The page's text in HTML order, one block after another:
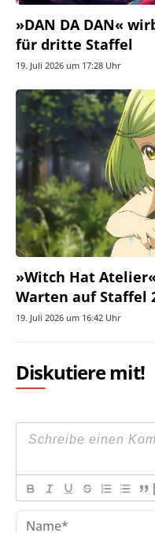
»DAN DA DAN«
für dritte Staffel
19. Juli 2026 um 17:28 Uhr
»Witch Hat
Warten auf Staffel
19. Juli 2026 um 16:42 Uhr
Diskutiere mit!